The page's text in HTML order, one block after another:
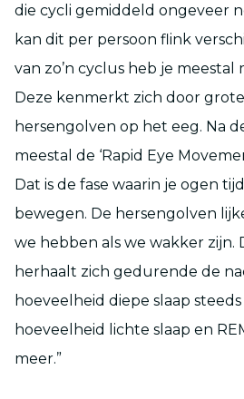
die cycli gemiddeld ongeveer
kan dit per persoon flink
van zo’n cyclus heb je meestal
Deze kenmerkt zich door
hersengolven op het eeg. Na
meestal de ‘Rapid Eye
Dat is de fase waarin je ogen
bewegen. De hersengolven
we hebben als we wakker zijn.
herhaalt zich gedurende de
hoeveelheid diepe slaap
hoeveelheid lichte slaap en
meer.”